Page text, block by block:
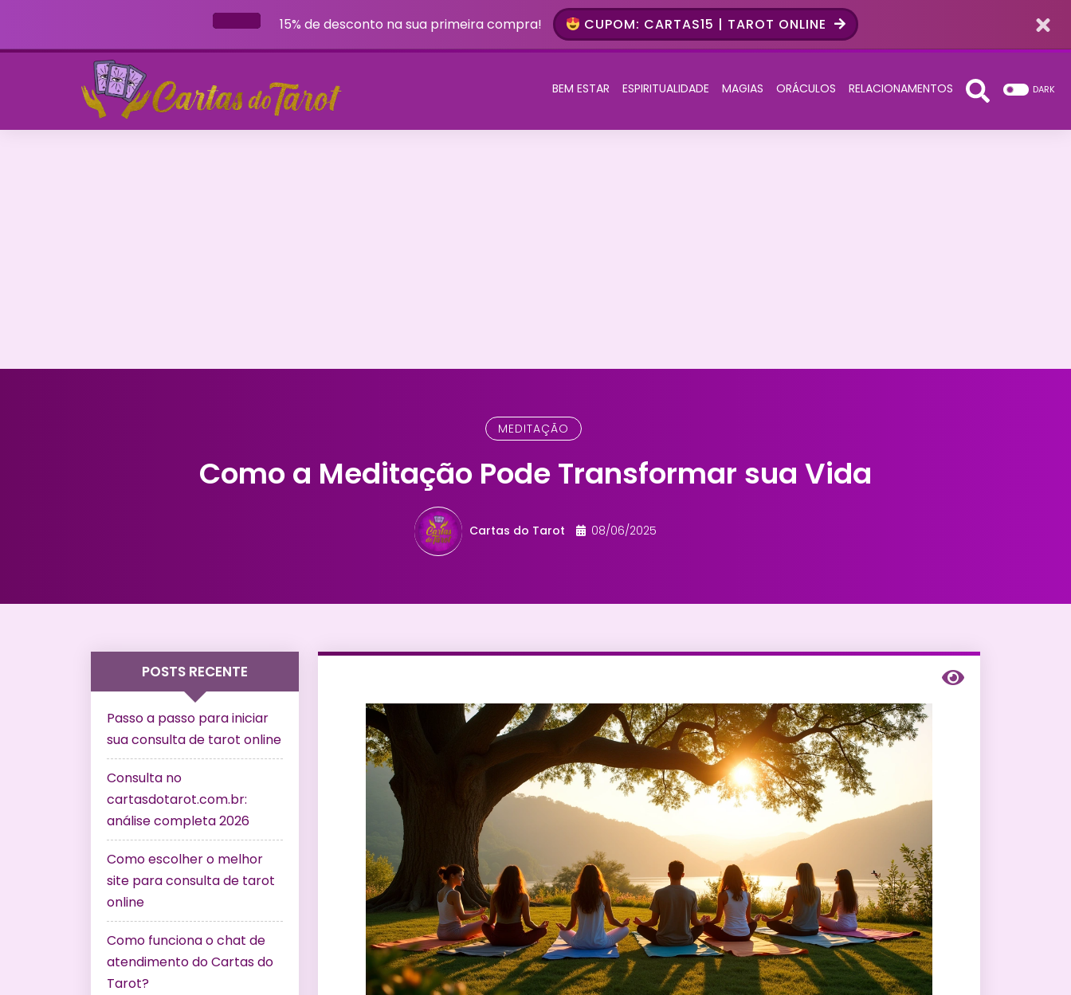
15% de desconto na sua primeira compra! CUPOM: CARTAS15 | TAROT ONLINE
BEM ESTAR ESPIRITUALIDADE MAGIAS ORÁCULOS RELACIONAMENTOS DARK
MEDITAÇÃO
Como a Meditação Pode Transformar sua Vida
Cartas do Tarot 08/06/2025
POSTS RECENTE
Passo a passo para iniciar
sua consulta de tarot online
Consulta no
cartasdotarot.com.br:
análise completa 2026
Como escolher o melhor
site para consulta de tarot
online
Como funciona o chat de
atendimento do Cartas do
Tarot?